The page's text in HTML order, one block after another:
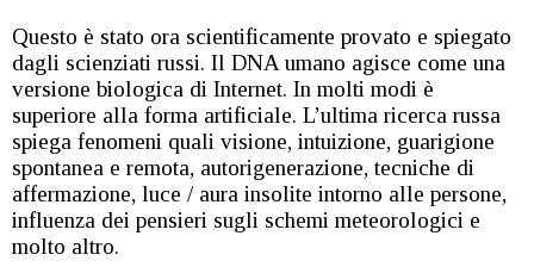
Questo è stato ora scientificamente provato e spiegato
dagli scienziati russi. Il DNA umano agisce come una
versione biologica di Internet. In molti modi è
superiore alla forma artificiale. L’ultima ricerca russa
spiega fenomeni quali visione, intuizione, guarigione
spontanea e remota, autorigenerazione, tecniche di
affermazione, luce / aura insolite intorno alle persone,
influenza dei pensieri sugli schemi meteorologici e
molto altro.